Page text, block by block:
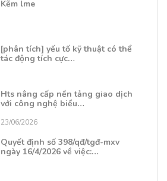
Kẽm lme
[phân tích] yếu tố kỹ thuật có thể
tác động tích cực…
Hts nâng cấp nền tảng giao dịch
với công nghệ biểu…
23/06/2026
Quyết định số 398/qđ/tgđ-mxv
ngày 16/4/2026 về việc:…